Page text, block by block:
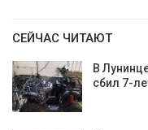
СЕЙЧАС ЧИТАЮТ
В
сбил 7-